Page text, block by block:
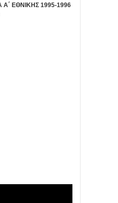
ΕΘΝΙΚΗΣ 1995-1996